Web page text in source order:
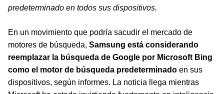
predeterminado en todos sus dispositivos.
En un movimiento que podría sacudir el mercado de
motores de búsqueda, Samsung está considerando
reemplazar la búsqueda de Google por Microsoft Bing
como el motor de búsqueda predeterminado en sus
dispositivos, según informes. La noticia llega mientras